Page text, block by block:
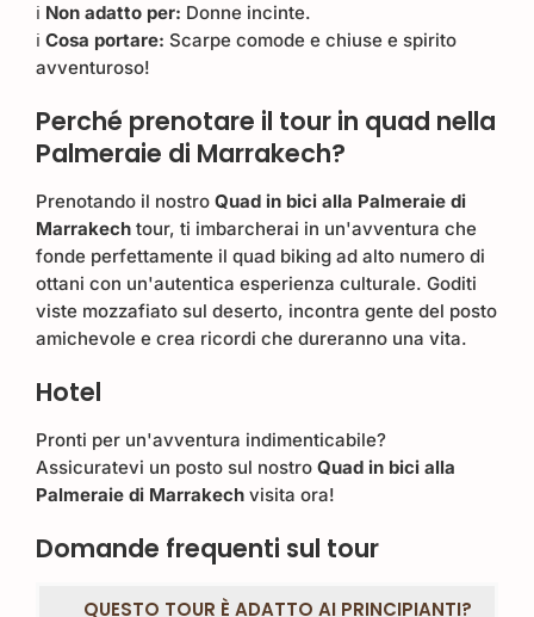
ℹ️ Non adatto per: Donne incinte.
ℹ️ Cosa portare: Scarpe comode e chiuse e spirito
avventuroso!
Perché prenotare il tour in quad nella
Palmeraie di Marrakech?
Prenotando il nostro Quad in bici alla Palmeraie di
Marrakech tour, ti imbarcherai in un'avventura che
fonde perfettamente il quad biking ad alto numero di
ottani con un'autentica esperienza culturale. Goditi
viste mozzafiato sul deserto, incontra gente del posto
amichevole e crea ricordi che dureranno una vita.
Hotel
Pronti per un'avventura indimenticabile?
Assicuratevi un posto sul nostro Quad in bici alla
Palmeraie di Marrakech visita ora!
Domande frequenti sul tour
QUESTO TOUR È ADATTO AI PRINCIPIANTI?